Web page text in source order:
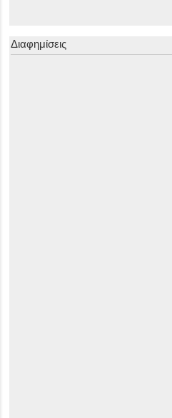
Διαφημίσεις